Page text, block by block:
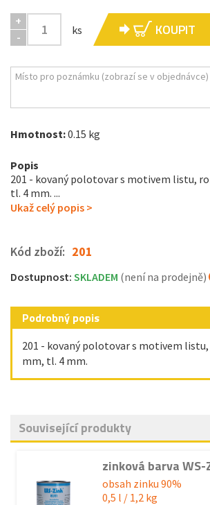
+
-
ks KOUPIT
Hmotnost:0.15 kg
Popis
201 - kovaný polotovar s motivem listu,
tl. 4 mm. ...
Ukaž celý popis >
Kód zboží: 201
Dostupnost: SKLADEM (není na prodejně)
Podrobný popis
201 - kovaný polotovar s motivem listu,
mm, tl. 4 mm.
Související produkty
zinková barva
obsah zinku 90%
0,5 l / 1,2 kg